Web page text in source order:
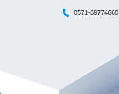
0571-89774660